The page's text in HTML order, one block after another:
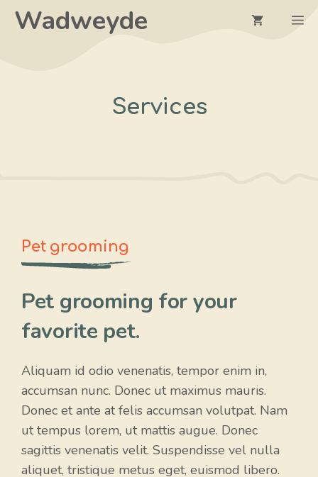
naarWadweyde
Services
Pet grooming
Pet grooming for your
favorite pet.
Aliquam id odio venenatis, tempor enim in,
accumsan nunc. Donec ut maximus mauris.
Donec et ante at felis accumsan volutpat. Nam
ut tempus lorem, ut mattis augue. Donec
sagittis venenatis velit. Suspendisse vel nulla
aliquet, tristique metus eget, euismod libero.